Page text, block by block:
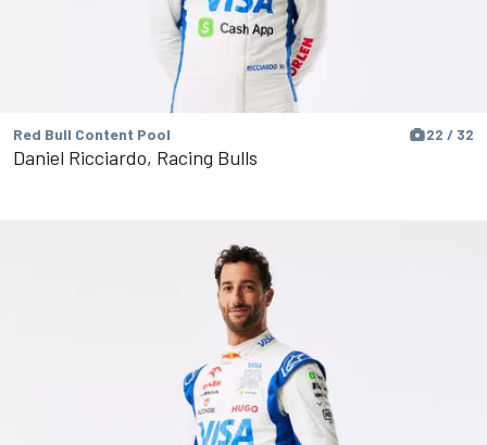
Red Bull Content Pool 22 / 32
Daniel Ricciardo, Racing Bulls